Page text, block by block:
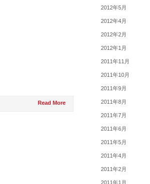
Read More
2012年5月
2012年4月
2012年2月
2012年1月
2011年11月
2011年10月
2011年9月
2011年8月
2011年7月
2011年6月
2011年5月
2011年4月
2011年2月
2011年1月